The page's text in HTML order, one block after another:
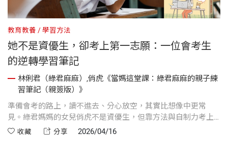
教育教養 學習方法
她不是資優生，卻考上第一志願：一位會考生
的逆轉學習筆記
林俐君（綠君麻麻）,俏虎《當媽這堂課：綠君麻麻的親子練
習筆記（親簽版）》
準備會考的路上，讀不進去、分心放空，其實比想像中更常
見。綠君媽媽的女兒俏虎不是資優生，但靠方法與自制力考上
第一志願，她也曾卡關、懷疑自己，但在不斷調整讀書方法與
收藏 分享 2026/04/16